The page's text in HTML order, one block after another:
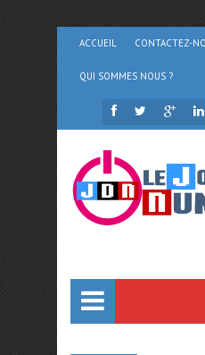
ACCUEIL CONTACTEZ-
QUI SOMMES NOUS ?